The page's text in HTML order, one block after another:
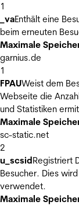
1
_vaEnthält eine
beim erneuten
Maximale
garnius.de
1
FPAUWeist dem
Webseite die
und Statistiken
Maximale
sc-static.net
2
u_scsidRegistriert
Besucher. Dies
verwendet.
Maximale